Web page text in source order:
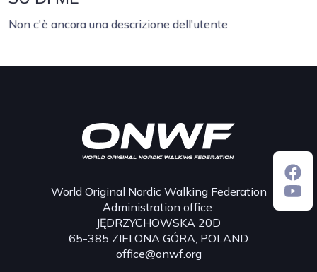
Non c'è ancora una descrizione dell'utente
World Original Nordic Walking Federation
Administration office:
JĘDRZYCHOWSKA 20D
65-385 ZIELONA GÓRA, POLAND
office@onwf.org